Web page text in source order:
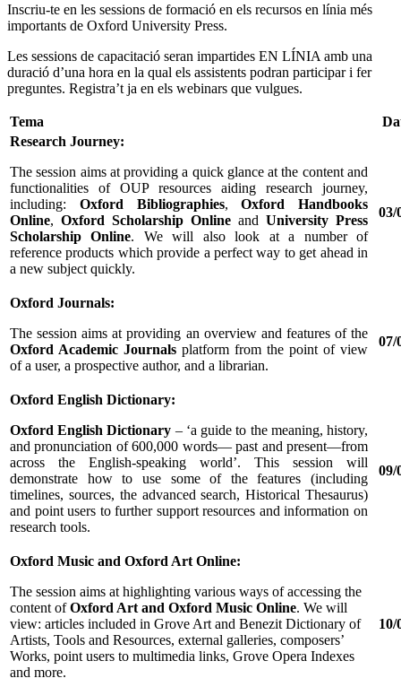
Inscriu-te en les sessions de formació en els recursos en línia més
importants de Oxford University Press.
Les sessions de capacitació seran impartides EN LÍNIA amb una
duració d’una hora en la qual els assistents podran participar i fer
preguntes. Registra’t ja en els webinars que vulgues.
Tema
Research Journey:
The session aims at providing a quick glance at the content and
functionalities of OUP resources aiding research journey,
including: Oxford Bibliographies,Oxford Handbooks
Online, Oxford Scholarship Online and University Press
Scholarship Online. We will also look at a number of
reference products which provide a perfect way to get ahead in
a new subject quickly.
03/
Oxford Journals:
The session aims at providing an overview and features of the
Oxford Academic Journals platform from the point of view
of a user, a prospective author, and a librarian.
07/
Oxford English Dictionary:
Oxford English Dictionary – ‘a guide to the meaning, history,
and pronunciation of 600,000 words— past and present—from
across the English-speaking world’. This session will
demonstrate how to use some of the features (including
timelines, sources, the advanced search, Historical Thesaurus)
and point users to further support resources and information on
research tools.
09/
Oxford Music and Oxford Art Online:
The session aims at highlighting various ways of accessing the
content ofOxford Art and Oxford Music Online. We will
view: articles included in Grove Art and Benezit Dictionary of
Artists, Tools and Resources, external galleries, composers’
Works, point users to multimedia links, Grove Opera Indexes
and more.
10/